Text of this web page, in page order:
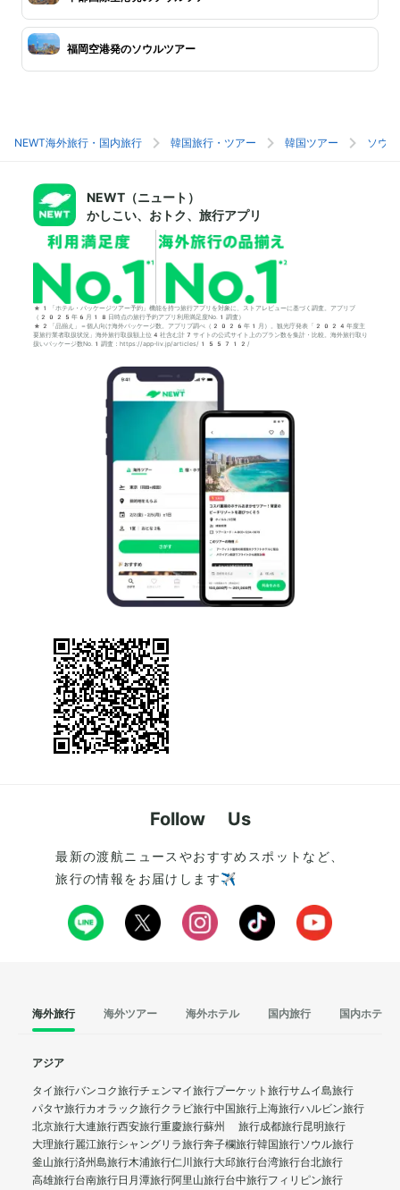
福岡空港発のソウルツアー
NEWT海外旅行・国内旅行 韓国旅行・ツアー 韓国ツアー ソウ
NEWT（ニュート）
かしこい、おトク、旅行アプリ
*1「ホテル・パッケージツアー予約」機能を持つ旅行アプリを対象に、ストアレビューに基づく調査。アプリブ
（2025年6月18日時点の旅行予約アプリ利用満足度No.1調査）
*2「品揃え」＝個人向け海外パッケージ数。アプリブ調べ（2026年1月）。観光庁発表「2024年度主
要旅行業者取扱状況」海外旅行取扱額上位4社含む計7サイトの公式サイト上のプラン数を集計・比較。海外旅行取り
扱いパッケージ数No.1調査：https://app-liv.jp/articles/155712/
Follow Us
最新の渡航ニュースやおすすめスポットなど、
旅行の情報をお届けします✈️
海外旅行 海外ツアー 海外ホテル 国内旅行 国内ホテル
アジア
タイ旅行バンコク旅行チェンマイ旅行プーケット旅行サムイ島旅行
パタヤ旅行カオラック旅行クラビ旅行中国旅行上海旅行ハルビン旅行
北京旅行大連旅行西安旅行重慶旅行蘇州 旅行成都旅行昆明旅行
大理旅行麗江旅行シャングリラ旅行奔子欄旅行韓国旅行ソウル旅行
釜山旅行済州島旅行木浦旅行仁川旅行大邱旅行台湾旅行台北旅行
高雄旅行台南旅行日月潭旅行阿里山旅行台中旅行フィリピン旅行